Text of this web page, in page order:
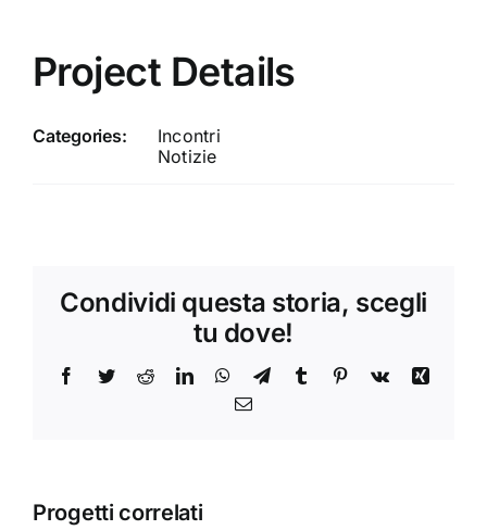
Project Details
Categories:
Incontri
Notizie
Condividi questa storia, scegli
tu dove!
Facebook
TwitterRedditLinkedInWhatsApp
TelegramTumblr Pinterest
Vk
Xing
Email
Progetti correlati